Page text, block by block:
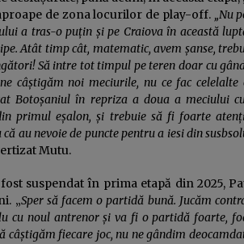
de zona locurilor de play-off. „Nu
a tras-o puțin și pe Craiova în această
Atât timp cât, matematic, avem șanse,
Să intre tot timpul pe teren doar cu
câștigăm noi meciurile, nu ce fac celelalte
Botoșaniul în repriza a doua a meciului
primul eșalon, și trebuie să fi foarte
au nevoie de puncte pentru a iesi din
Mutu.
suspendat în prima etapă din 2025,
„Sper să facem o partidă bună. Jucăm
cu noul antrenor și va fi o partidă foarte,
câștigăm fiecare joc, nu ne gândim